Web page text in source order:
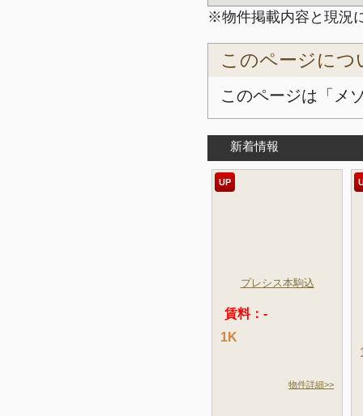
※物件掲載内容と現況
このページにつ
このページは「メ
新着情報
UP
プレシス本駒込
賃料：-
1K
物件詳細>>